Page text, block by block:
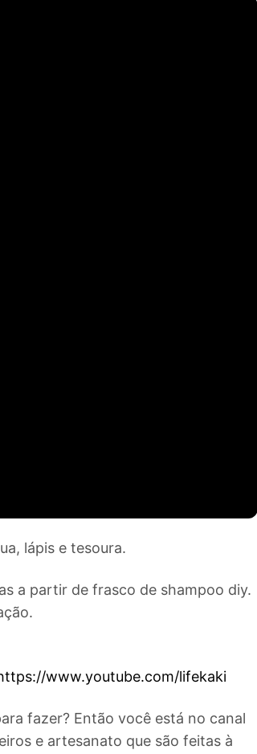
lápis e tesoura.
a partir de frasco de shampoo diy.
www.youtube.com/lifekaki
fazer? Então você está no canal
e artesanato que são feitas à